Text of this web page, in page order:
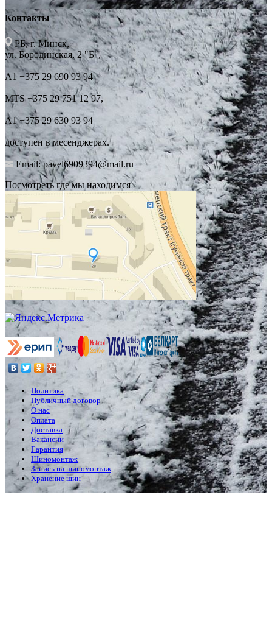
Контакты
РБ, г. Минск,
ул. Бородинская, 2 "Б",
А1 +375 29 690 93 94
MTS +375 29 751 12 97,
А1 +375 29 630 93 94
доступен в месенджерах.
Email: pavel6909394@mail.ru
Посмотреть где мы находимся
Политика
Публичный договор
О нас
Оплата
Доставка
Вакансии
Гарантия
Шиномонтаж
Запись на шиномонтаж
Хранение шин